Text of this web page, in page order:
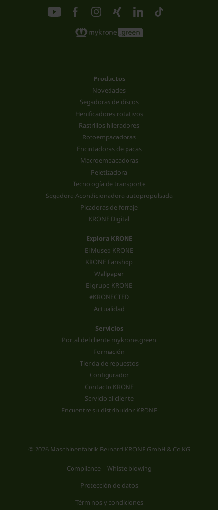
Productos
Novedades
Segadoras de discos
Henificadores rotativos
Rastrillos hileradores
Rotoempacadoras
Encintadoras de pacas
Macroempacadoras
Peletizadora
Tecnología de transporte
Segadora-Acondicionadora autopropulsada
Picadoras de forraje
KRONE Digital
Explora KRONE
El Museo KRONE
KRONE Fanshop
Wallpaper
El grupo KRONE
#KRONECTED
Actualidad
Servicios
Portal del cliente mykrone.green
Formación
Tienda de repuestos
Configurador
Contacto KRONE
Servicio al cliente
Encuentre su distribuidor KRONE
© 2026 Maschinenfabrik Bernard KRONE GmbH & Co.KG
Compliance | Whiste blowing
Protección de datos
Términos y condiciones